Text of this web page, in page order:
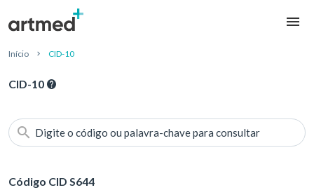
Início CID-10
CID-10
Digite o código ou palavra-chave para consultar
Código CID S644